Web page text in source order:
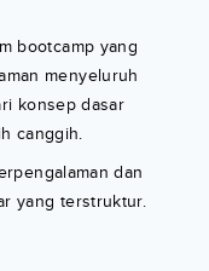
bootcamp yang
menyeluruh
konsep dasar
canggih.
dan
yang terstruktur.